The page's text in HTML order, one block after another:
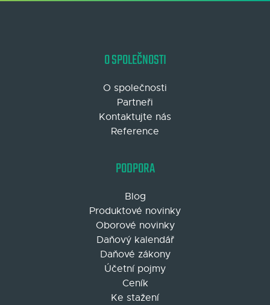
O SPOLEČNOSTI
O společnosti
Partneři
Kontaktujte nás
Reference
PODPORA
Blog
Produktové novinky
Oborové novinky
Daňový kalendář
Daňové zákony
Účetní pojmy
Ceník
Ke stažení